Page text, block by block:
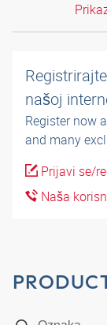
našoj
Register now
and many
Prijavi se/
Naša